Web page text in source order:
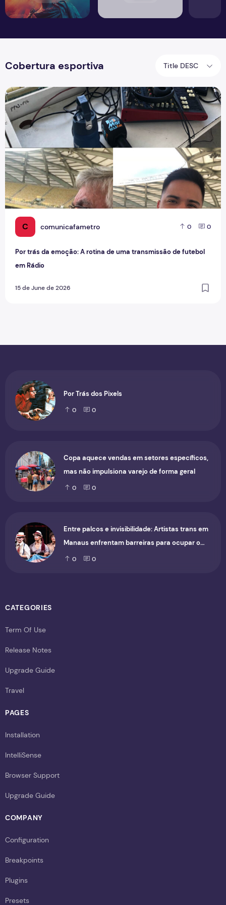
Cobertura esportiva Title DESC
C comunicafametro 0 0
Por trás da emoção: A rotina de uma transmissão de futebol
em Rádio
15 de June de 2026
Por trás da emoção: A rotina de uma transmissão de
Por Trás dos Pixels
0 0
Copa aquece vendas em setores específicos,
mas não impulsiona varejo de forma geral
0 0
Entre palcos e invisibilidade: Artistas trans em
Manaus enfrentam barreiras para ocupar o
cenário cultural
0 0
CATEGORIES
Term Of Use
Release Notes
Upgrade Guide
Travel
PAGES
Installation
IntelliSense
Browser Support
Upgrade Guide
COMPANY
Configuration
Breakpoints
Plugins
Presets